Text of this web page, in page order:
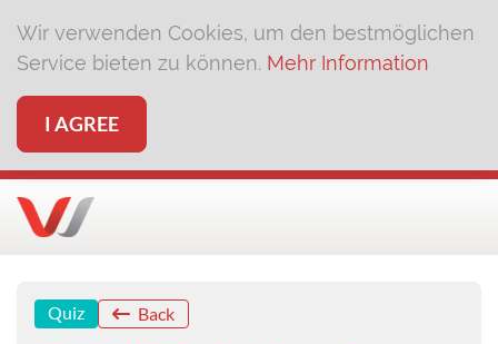
Wir verwenden Cookies, um den bestmöglichen
Service bieten zu können. Mehr Information
I AGREE
Quiz Back